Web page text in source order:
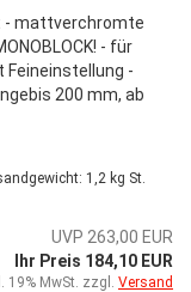
- mattverchromte
- für
Feineinstellung -
200 mm, ab
1,2 kg St.
UVP 263,00 EUR
Ihr Preis 184,10 EUR
19% MwSt. zzgl. Versand